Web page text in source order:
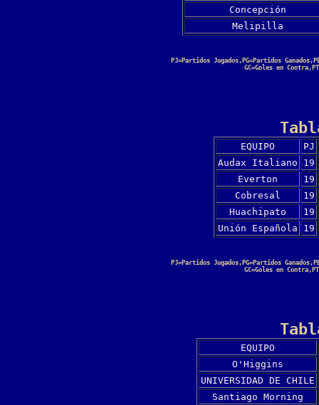
Concepción
Melipilla
PJ=Partidos Jugados,PG=Partidos
GC=Goles en
EQUIPO
PJ
Audax Italiano
19
Everton
19
Cobresal
19
Huachipato
19
Unión Española
19
PJ=Partidos Jugados,PG=Partidos
GC=Goles en
EQUIPO
O'Higgins
UNIVERSIDAD DE CHILE
Santiago Morning